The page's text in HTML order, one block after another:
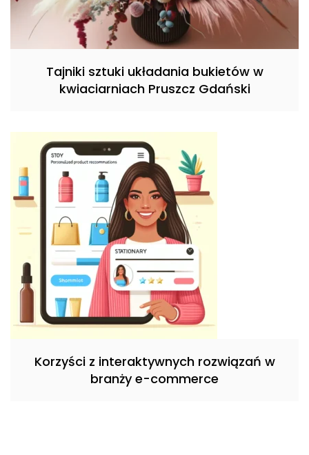
Tajniki sztuki układania bukietów w
kwiaciarniach Pruszcz Gdański
Korzyści z interaktywnych rozwiązań w
branży e-commerce